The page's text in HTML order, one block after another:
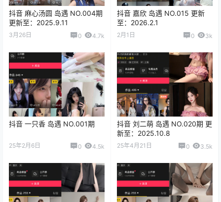
抖音 麻心汤圆 岛遇 NO.004期
更新至：2025.9.11
3月26日 0 4.7k
抖音 嘉欣 岛遇 NO.015 更新
至：2026.2.1
2月1日 0 3k
抖音 一只香 岛遇 NO.001期
25年2月6日 0 4.5k
抖音 刘二萌 岛遇 NO.020期 更
新至：2025.10.8
25年4月21日 0 3.5k